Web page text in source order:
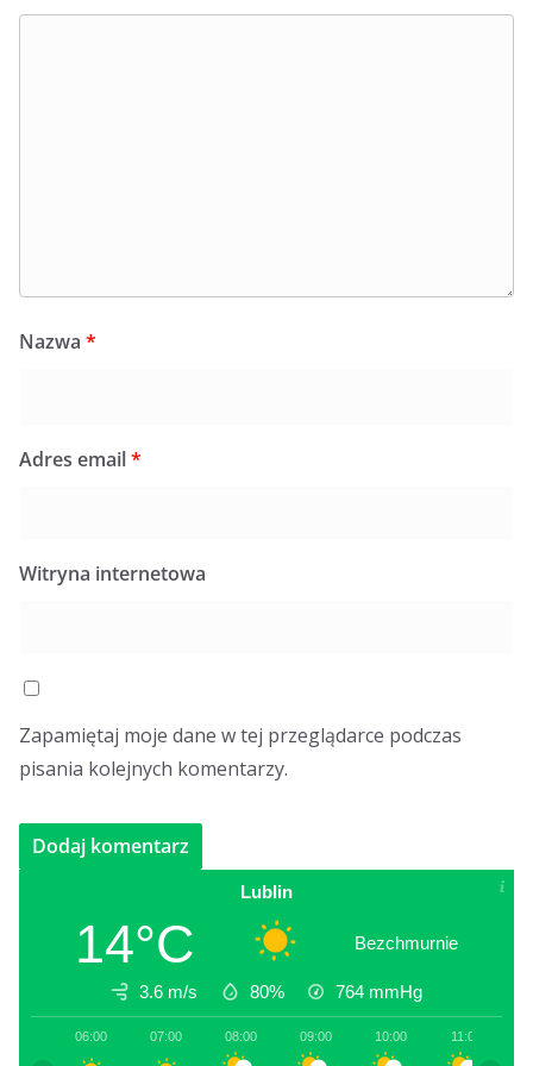
Nazwa *
Adres email*
Witryna internetowa
Zapamiętaj moje dane w tej przeglądarce podczas
pisania kolejnych komentarzy.
Lublin
14°C Bezchmurnie
3.6 m/s 80% 764 mmHg
06:00 07:00 08:00 09:00 10:00 11:00